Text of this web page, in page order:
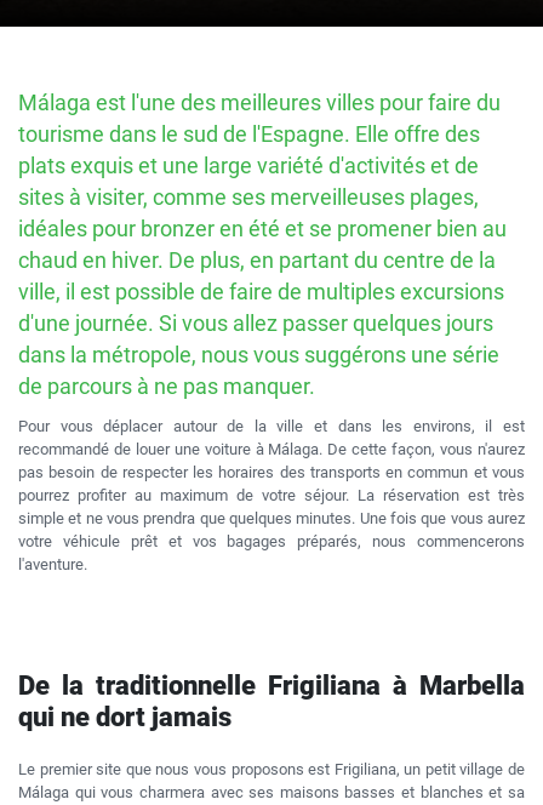
Málaga est l'une des meilleures villes pour faire du
tourisme dans le sud de l'Espagne. Elle offre des
plats exquis et une large variété d'activités et de
sites à visiter, comme ses merveilleuses plages,
idéales pour bronzer en été et se promener bien au
chaud en hiver. De plus, en partant du centre de la
ville, il est possible de faire de multiples excursions
d'une journée. Si vous allez passer quelques jours
dans la métropole, nous vous suggérons une série
de parcours à ne pas manquer.
Pour vous déplacer autour de la ville et dans les environs, il est
recommandé de louer une voiture à Málaga. De cette façon, vous n'aurez
pas besoin de respecter les horaires des transports en commun et vous
pourrez profiter au maximum de votre séjour. La réservation est très
simple et ne vous prendra que quelques minutes. Une fois que vous aurez
votre véhicule prêt et vos bagages préparés, nous commencerons
l'aventure.
De la traditionnelle Frigiliana à Marbella
qui ne dort jamais
Le premier site que nous vous proposons est Frigiliana, un petit village de
Málaga qui vous charmera avec ses maisons basses et blanches et sa